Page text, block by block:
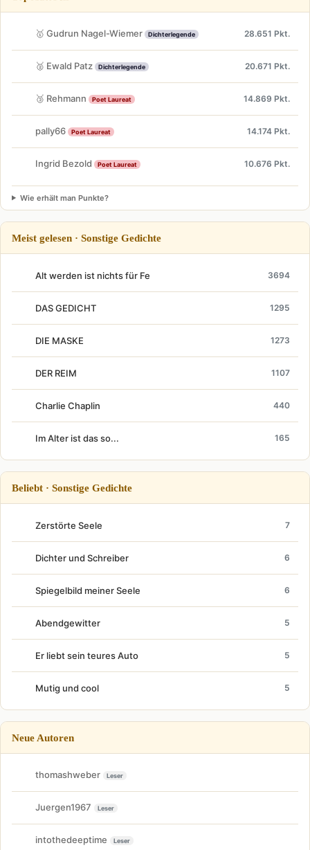
🥇 Gudrun Nagel-Wiemer Dichterlegende 28.651 Pkt.
🥈 Ewald Patz Dichterlegende 20.671 Pkt.
🥉 Rehmann Poet Laureat 14.869 Pkt.
pally66 Poet Laureat 14.174 Pkt.
Ingrid Bezold Poet Laureat 10.676 Pkt.
Wie erhält man Punkte?
Meist gelesen · Sonstige Gedichte
Alt werden ist nichts für Fe 3694
DAS GEDICHT 1295
DIE MASKE 1273
DER REIM 1107
Charlie Chaplin 440
Im Alter ist das so... 165
Beliebt · Sonstige Gedichte
Zerstörte Seele 7
Dichter und Schreiber 6
Spiegelbild meiner Seele 6
Abendgewitter 5
Er liebt sein teures Auto 5
Mutig und cool 5
Neue Autoren
thomashweber Leser
Juergen1967 Leser
intothedeeptime Leser